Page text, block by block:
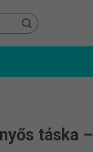
táska –